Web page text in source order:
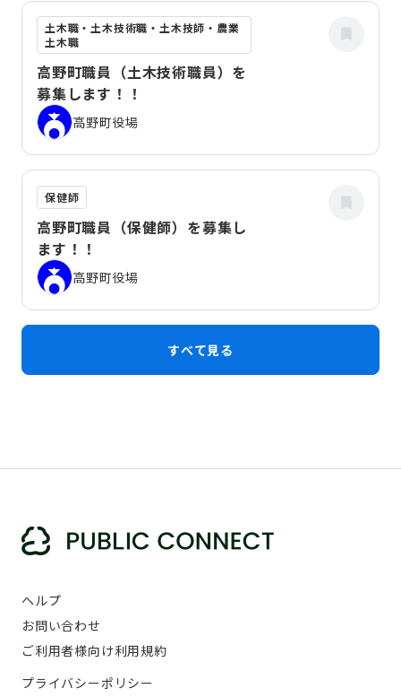
土木職・土木技術職・土木技師・農業
土木職
高野町職員（土木技術職員）を
募集します！！
高野町役場
保健師
高野町職員（保健師）を募集し
ます！！
高野町役場
すべて見る
ヘルプ
お問い合わせ
ご利用者様向け利用規約
プライバシーポリシー